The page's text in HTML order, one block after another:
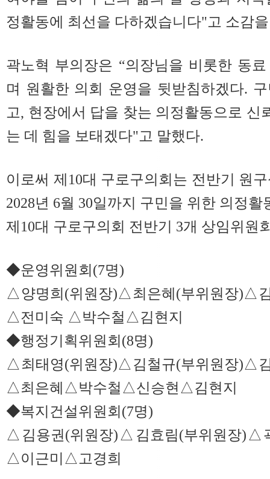
정활동에 최선을 다하겠습니다"고 소감
곽노혁 부의장은 “의장님을 비롯한 동
며 원활한 의회 운영을 뒷받침하겠다.
고, 현장에서 답을 찾는 의정활동으로 신
는 데 힘을 보태겠다"고 말했다.
이로써 제10대 구로구의회는 전반기 원
2028년 6월 30일까지 구민을 위한 의정
제10대 구로구의회 전반기 3개 상임위원
◆운영위원회(7명)
△양명희(위원장)△최은혜(부위원장)△
△전미숙 △박수철△김현지
◆행정기획위원회(8명)
△최태영(위원장)△김철규(부위원장)△
△최은혜△박수철△신승현△김현지
◆복지건설위원회(7명)
△김용권(위원장)△김효림(부위원장
△이근미△고경희